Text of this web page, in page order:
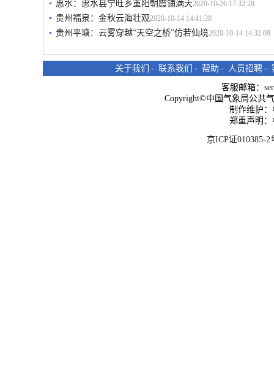
惠水：惠水县宁旺乡重阳朝霞铺满天2020-10-26 17:32:28
贵州福泉：金秋云海壮观2020-10-14 14:41:38
贵州平塘：云雾穿越“天空之桥”仿若仙境2020-10-14 14:32:09
关于我们 - 联系我们 - 帮助 - 人员招聘 -
客服邮箱：
Copyright©中国气象局公共
制作维护
郑重声明
京ICP证010385-2